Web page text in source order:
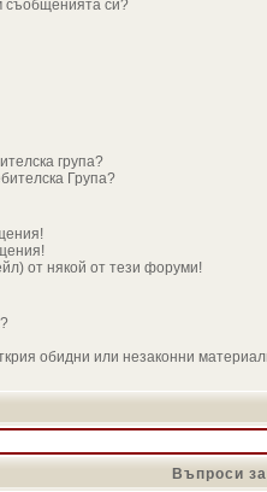
съобщенията си?
група?
Група?
от някой от тези форуми!
обидни или незаконни
Въпроси